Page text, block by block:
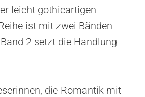
leicht gothicartigen
ist mit zwei Bänden
2 setzt die Handlung
die Romantik mit